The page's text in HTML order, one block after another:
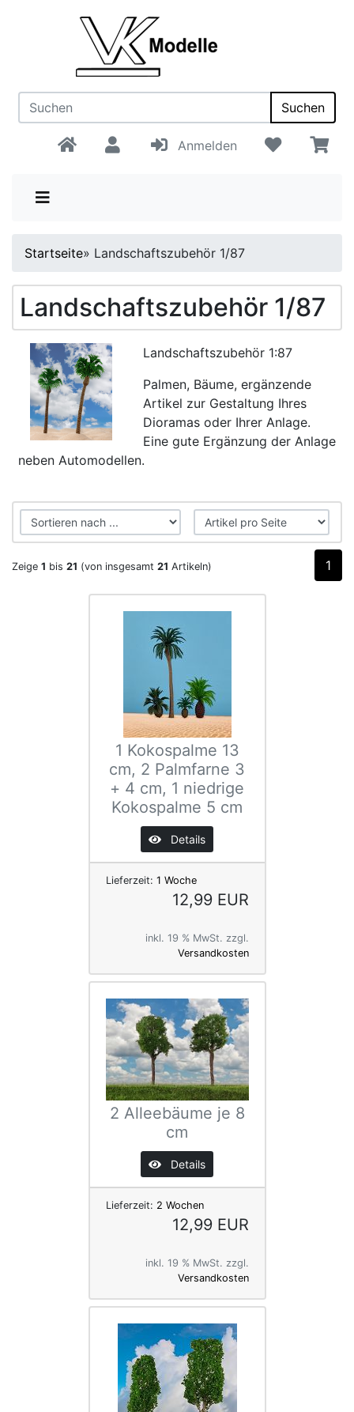
Suchen
Anmelden
Startseite» Landschaftszubehör 1/87
Landschaftszubehör 1/87
Landschaftszubehör 1:87
Palmen, Bäume, ergänzende
Artikel zur Gestaltung Ihres
Dioramas oder Ihrer Anlage.
Eine gute Ergänzung der Anlage
neben Automodellen.
Zeige 1 bis 21 (von insgesamt 21 Artikeln) 1
1 Kokospalme 13
cm, 2 Palmfarne 3
+ 4 cm, 1 niedrige
Kokospalme 5 cm
Details
Lieferzeit: 1 Woche
12,99 EUR
inkl. 19 % MwSt. zzgl.
Versandkosten
2 Alleebäume je 8
cm
Details
Lieferzeit: 2 Wochen
12,99 EUR
inkl. 19 % MwSt. zzgl.
Versandkosten